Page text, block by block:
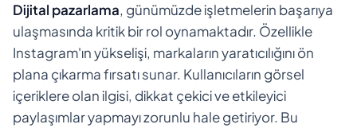
Dijital pazarlama, günümüzde işletmelerin başarıya
ulaşmasında kritik bir rol oynamaktadır. Özellikle
Instagram'ın yükselişi, markaların yaratıcılığını ön
plana çıkarma fırsatı sunar. Kullanıcıların görsel
içeriklere olan ilgisi, dikkat çekici ve etkileyici
paylaşımlar yapmayı zorunlu hale getiriyor. Bu